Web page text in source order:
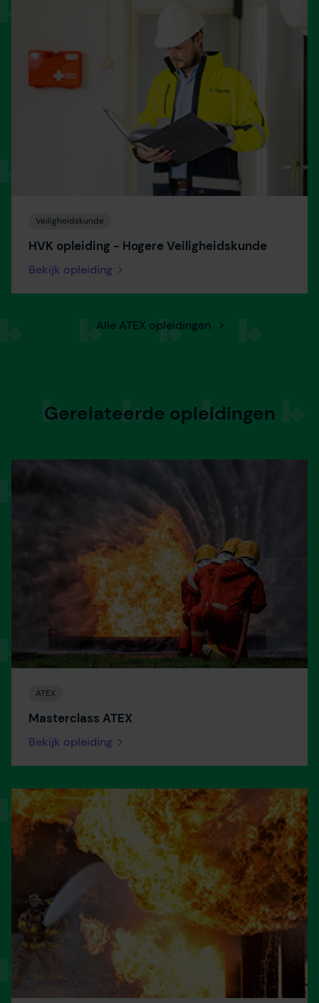
Veiligheidskunde
HVK opleiding - Hogere Veiligheidskunde
Bekijk opleiding
Alle ATEX opleidingen
Gerelateerde opleidingen
ATEX
Masterclass ATEX
Bekijk opleiding